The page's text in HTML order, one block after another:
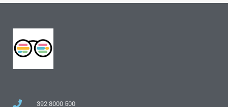
392 8000 500